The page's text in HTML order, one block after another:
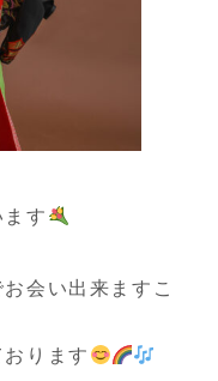
す
会い出来ますこ
ります